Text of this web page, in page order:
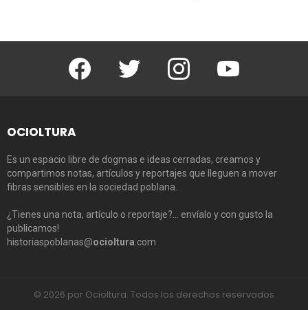
Facebook Twitter Instagram
OCIOLTURA
Es un espacio libre de dogmas e ideas cerradas, creamos y
compartimos notas, artículos y reportajes que lleguen a mover
fibras sensibles en la sociedad poblana.
¿Tienes una nota, artículo o reportaje?… envíalo y con gusto la
publicamos!
historiaspoblanas@ocioltura .com
© 2026 por Ocioltura. Todos los derechos reservados